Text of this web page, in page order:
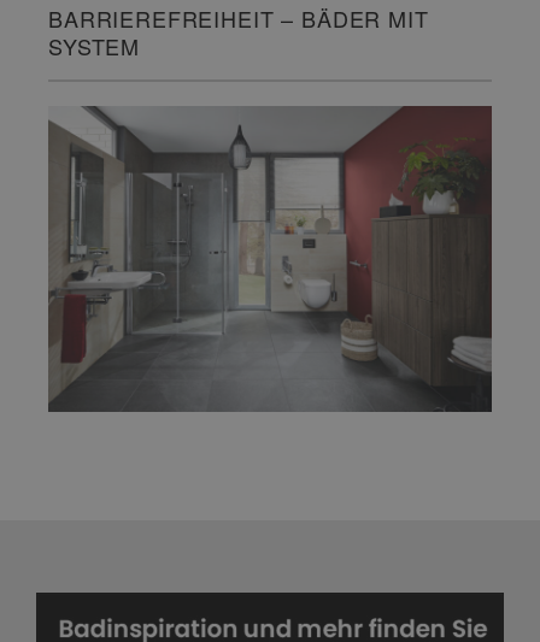
BARRIEREFREIHEIT – BÄDER MIT
SYSTEM